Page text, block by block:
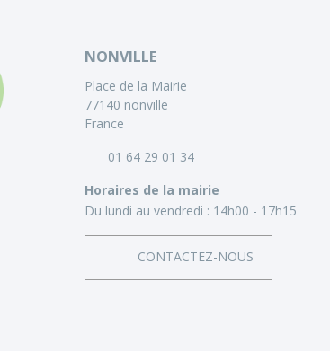
NONVILLE
Place de la Mairie
77140 nonville
France
01 64 29 01 34
Horaires de la mairie
Du lundi au vendredi : 14h00 - 17h15
CONTACTEZ-NOUS